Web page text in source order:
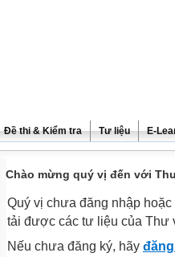
Đề thi & Kiểm tra Tư liệu E-
Chào mừng quý vị đến với
Quý vị chưa đăng nhập
tải được các tư liệu của Thư
Nếu chưa đăng ký, hãy